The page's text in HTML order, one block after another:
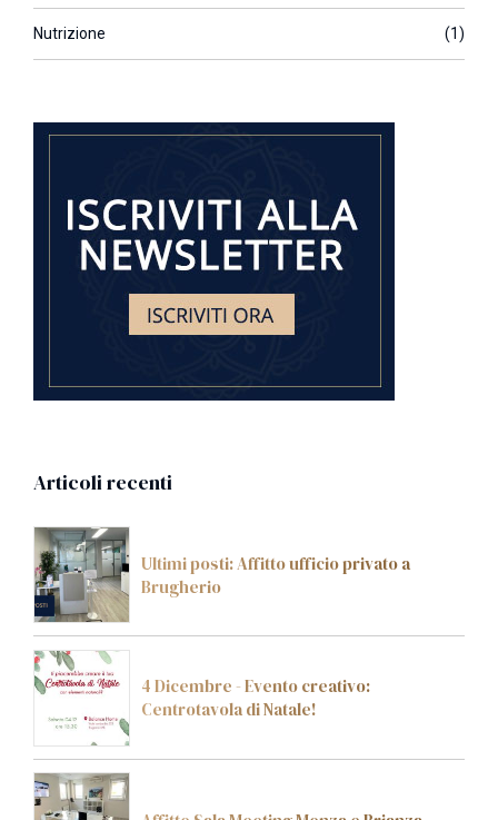
Nutrizione (1)
Articoli recenti
Ultimi posti: Affitto ufficio privato a
Brugherio
4 Dicembre - Evento creativo:
Centrotavola di Natale!